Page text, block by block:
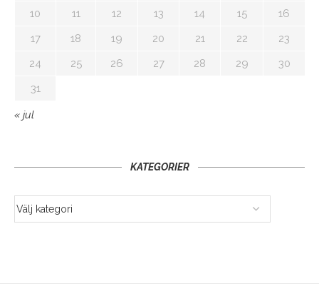
10
11 12 13 14 15
16
17
18 19 20 21 22
23
24
25 26 27 28 29
30
31
« jul
KATEGORIER